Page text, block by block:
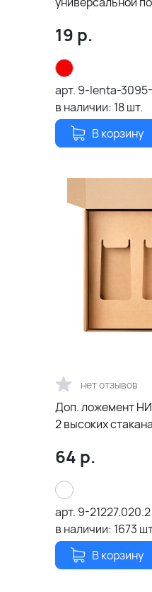
19 р.
арт. 9-lenta-
в наличии: 18шт.
В корзину
нет отзывов
Доп. ложемент НИЖНИЙ под
2 высоких
21005.020)
64 р.
арт. 9-21227.020.2
в наличии: 1673
В корзину